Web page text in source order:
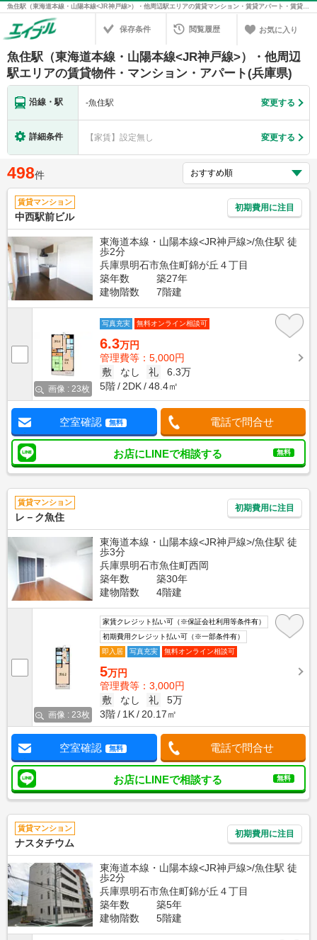
魚住駅（東海道本線・山陽本線<JR神戸線>）・他周辺駅エリアの賃貸マンション・賃貸アパート・賃貸住宅の不動産情報を検索！不動産賃貸の物件探しは、お部屋探しのエイブル
保存条件 閲覧履歴 お気に入り
魚住駅（東海道本線・山陽本線<JR神戸線>）・他周辺
駅エリアの賃貸物件・マンション・アパート(兵庫県)
沿線・駅 -魚住駅 変更する
詳細条件 【家賃】設定無し 変更する
498件
賃貸マンション
中西駅前ビル
初期費用に注目
東海道本線・山陽本線<JR神戸線>/魚住駅 徒
歩2分
兵庫県明石市魚住町錦が丘４丁目
築年数
築27年
建物階数
7階建
画像 : 23枚
写真充実 無料オンライン相談可
6.3万円
管理費等：5,000円
敷
なし 礼
6.3万
5階
2DK 48.4㎡
空室確認 無料 電話で問合せ
お店にLINEで相談する 無料
賃貸マンション
レ－ク魚住
初期費用に注目
東海道本線・山陽本線<JR神戸線>/魚住駅 徒
歩3分
兵庫県明石市魚住町西岡
築年数
築30年
建物階数
4階建
画像 : 23枚
家賃クレジット払い可（※保証会社利用等条件有）
初期費用クレジット払い可（※一部条件有）
即入居
写真充実 無料オンライン相談可
5万円
管理費等：3,000円
敷
なし 礼
5万
3階
1K 20.17㎡
空室確認 無料 電話で問合せ
お店にLINEで相談する 無料
賃貸マンション
ナスタチウム
初期費用に注目
東海道本線・山陽本線<JR神戸線>/魚住駅 徒
歩2分
兵庫県明石市魚住町錦が丘４丁目
築年数
築5年
建物階数
5階建